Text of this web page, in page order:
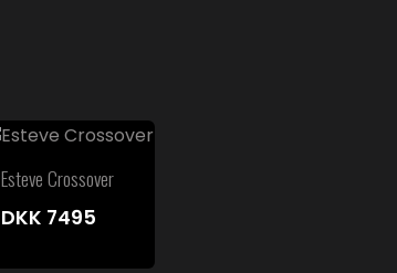
Esteve Crossover
DKK 7495